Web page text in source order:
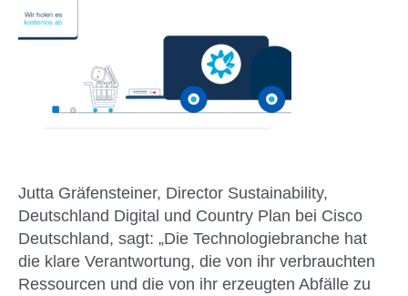
Jutta Gräfensteiner, Director Sustainability,
Deutschland Digital und Country Plan bei Cisco
Deutschland, sagt: „Die Technologiebranche hat
die klare Verantwortung, die von ihr verbrauchten
Ressourcen und die von ihr erzeugten Abfälle zu